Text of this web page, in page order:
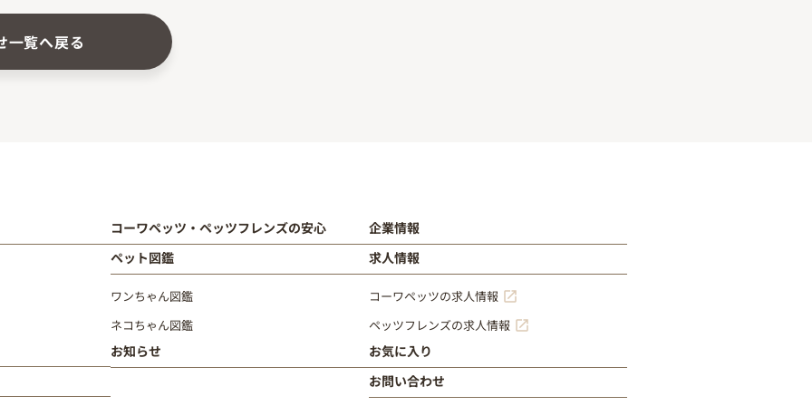
一覧へ戻る
コーワペッツ・ペッツフレンズの安心
ペット図鑑
ワンちゃん図鑑
ネコちゃん図鑑
お知らせ
企業情報
求人情報
コーワペッツの求人情報
ペッツフレンズの求人情報
お気に入り
お問い合わせ